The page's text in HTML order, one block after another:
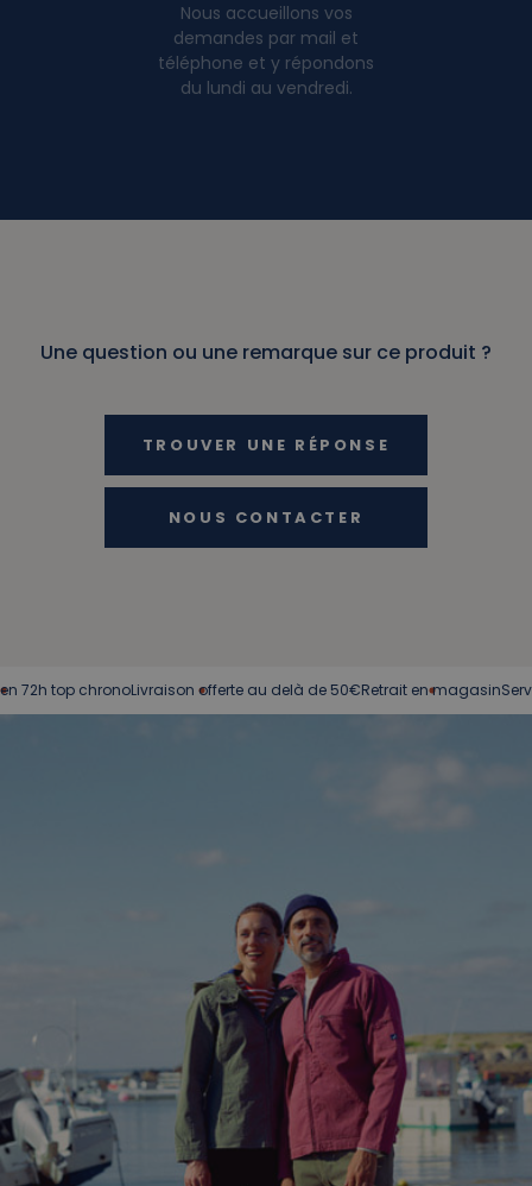
Nous accueillons vos
demandes par mail et
téléphone et y répondons
du lundi au vendredi.
Une question ou une remarque sur ce produit ?
TROUVER UNE RÉPONSE
NOUS CONTACTER
chronoLivraison offerte au delà de 50€Retrait en magasinService client